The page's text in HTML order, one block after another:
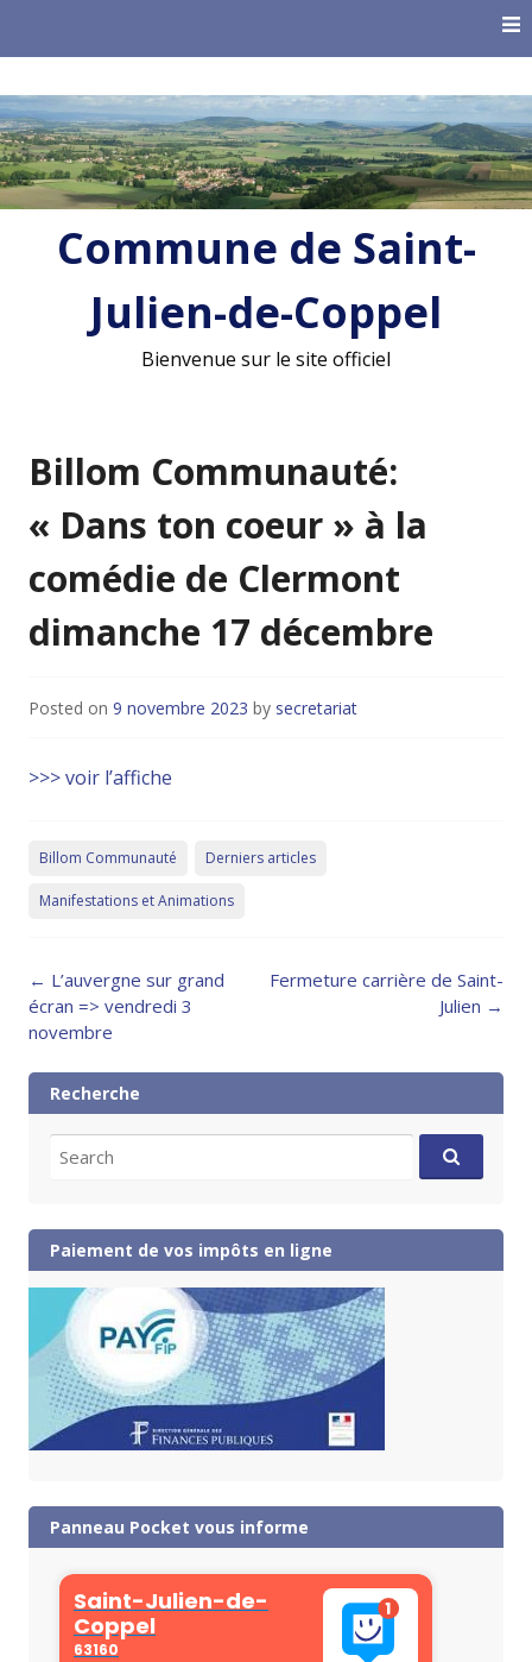
Commune de Saint-
Julien-de-Coppel
Bienvenue sur le site officiel
Billom Communauté:
« Dans ton coeur » à la
comédie de Clermont
dimanche 17 décembre
Posted on 9 novembre 2023 by secretariat
>>> voir l’affiche
Billom Communauté Derniers articles
Manifestations et Animations
Post
navigation
← L’auvergne sur grand
écran => vendredi 3
novembre
Fermeture carrière de Saint-
Julien →
Recherche
for:
Paiement de vos impôts en ligne
Panneau Pocket vous informe